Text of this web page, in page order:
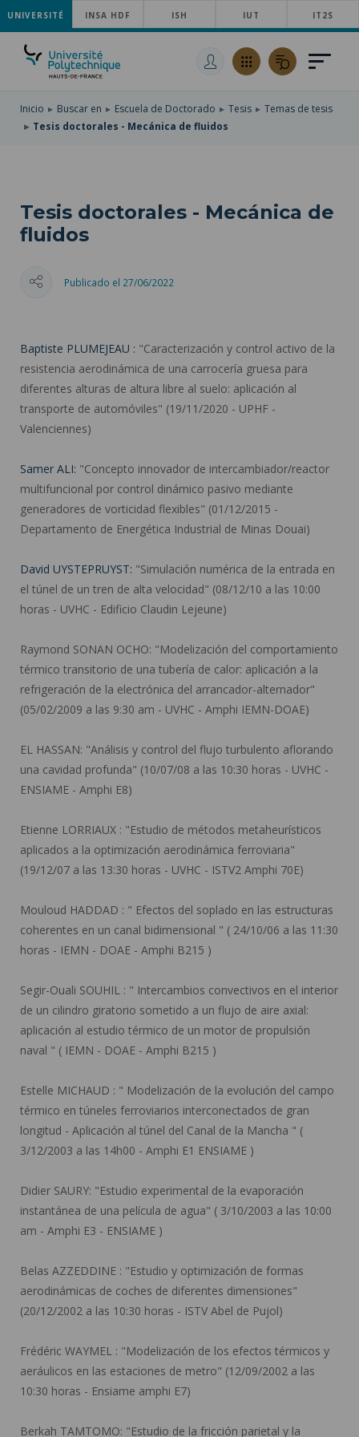
SKIP
TO
MAIN
NAVIGATION
PASAR
AL
CONTENIDO
SKIP
UNIVERSITÉ INSA HDF ISH IUT IT2S
Inicio Buscar en Escuela de Doctorado Tesis
Temas de tesis
Tesis doctorales - Mecánica de fluidos
Tesis doctorales - Mecánica de
fluidos
Publicado el 27/06/2022
Baptiste PLUMEJEAU : "Caracterización y control activo de la
resistencia aerodinámica de una carrocería gruesa para
diferentes alturas de altura libre al suelo: aplicación al
transporte de automóviles" (19/11/2020 - UPHF -
Valenciennes)
Samer ALI: "Concepto innovador de intercambiador/reactor
multifuncional por control dinámico pasivo mediante
generadores de vorticidad flexibles" (01/12/2015 -
Departamento de Energética Industrial de Minas Douai)
David UYSTEPRUYST: "Simulación numérica de la entrada en
el túnel de un tren de alta velocidad" (08/12/10 a las 10:00
horas - UVHC - Edificio Claudin Lejeune)
Raymond SONAN OCHO: "Modelización del comportamiento
térmico transitorio de una tubería de calor: aplicación a la
refrigeración de la electrónica del arrancador-alternador"
(05/02/2009 a las 9:30 am - UVHC - Amphi IEMN-DOAE)
EL HASSAN: "Análisis y control del flujo turbulento aflorando
una cavidad profunda" (10/07/08 a las 10:30 horas - UVHC -
ENSIAME - Amphi E8)
Etienne LORRIAUX : "Estudio de métodos metaheurísticos
aplicados a la optimización aerodinámica ferroviaria"
(19/12/07 a las 13:30 horas - UVHC - ISTV2 Amphi 70E)
Mouloud HADDAD : " Efectos del soplado en las estructuras
coherentes en un canal bidimensional " ( 24/10/06 a las 11:30
horas - IEMN - DOAE - Amphi B215 )
Segir-Ouali SOUHIL : " Intercambios convectivos en el interior
de un cilindro giratorio sometido a un flujo de aire axial:
aplicación al estudio térmico de un motor de propulsión
naval " ( IEMN - DOAE - Amphi B215 )
Estelle MICHAUD : " Modelización de la evolución del campo
térmico en túneles ferroviarios interconectados de gran
longitud - Aplicación al túnel del Canal de la Mancha " (
3/12/2003 a las 14h00 - Amphi E1 ENSIAME )
Didier SAURY: "Estudio experimental de la evaporación
instantánea de una película de agua" ( 3/10/2003 a las 10:00
am - Amphi E3 - ENSIAME )
Belas AZZEDDINE : "Estudio y optimización de formas
aerodinámicas de coches de diferentes dimensiones"
(20/12/2002 a las 10:30 horas - ISTV Abel de Pujol)
Frédéric WAYMEL : "Modelización de los efectos térmicos y
aeráulicos en las estaciones de metro" (12/09/2002 a las
10:30 horas - Ensiame amphi E7)
Berkah TAMTOMO: "Estudio de la fricción parietal y la